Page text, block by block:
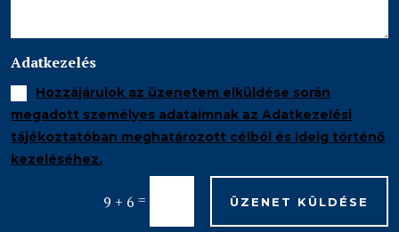
Adatkezelés
Hozzájárulok az üzenetem elküldése során
megadott személyes adataimnak az Adatkezelési
tájékoztatóban meghatározott célból és ideig történő
kezeléséhez.
9 + 6 = ÜZENET KÜLDÉSE